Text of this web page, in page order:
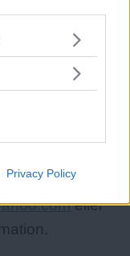
or more Google
You may click to
in below Google
Privacy Policy
som
börjar den 24
eller